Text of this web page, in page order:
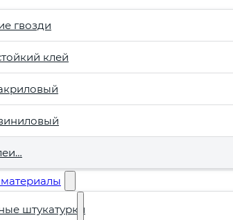
гвозди
клей
штукатурки